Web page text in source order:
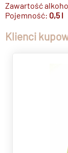
Zawartość
Pojemność: 0,5 l
Klienci